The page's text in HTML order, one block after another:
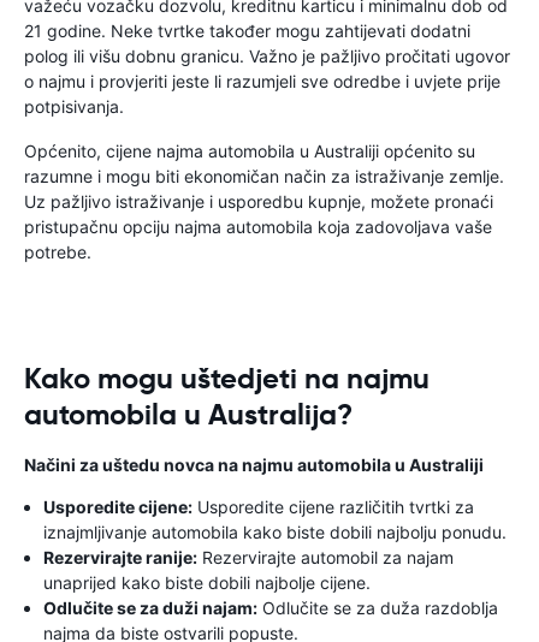
važeću vozačku dozvolu, kreditnu karticu i minimalnu dob od
21 godine. Neke tvrtke također mogu zahtijevati dodatni
polog ili višu dobnu granicu. Važno je pažljivo pročitati ugovor
o najmu i provjeriti jeste li razumjeli sve odredbe i uvjete prije
potpisivanja.
Općenito, cijene najma automobila u Australiji općenito su
razumne i mogu biti ekonomičan način za istraživanje zemlje.
Uz pažljivo istraživanje i usporedbu kupnje, možete pronaći
pristupačnu opciju najma automobila koja zadovoljava vaše
potrebe.
Kako mogu uštedjeti na najmu
automobila u Australija?
Načini za uštedu novca na najmu automobila u Australiji
Usporedite cijene: Usporedite cijene različitih tvrtki za
iznajmljivanje automobila kako biste dobili najbolju ponudu.
Rezervirajte ranije: Rezervirajte automobil za najam
unaprijed kako biste dobili najbolje cijene.
Odlučite se za duži najam: Odlučite se za duža razdoblja
najma da biste ostvarili popuste.